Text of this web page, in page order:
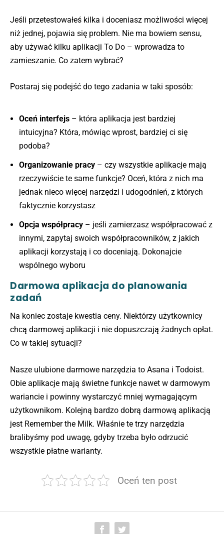
Jeśli przetestowałeś kilka i doceniasz możliwości więcej
niż jednej, pojawia się problem. Nie ma bowiem sensu,
aby używać kilku aplikacji To Do – wprowadza to
zamieszanie. Co zatem wybrać?
Postaraj się podejść do tego zadania w taki sposób:
Oceń interfejs – która aplikacja jest bardziej
intuicyjna? Która, mówiąc wprost, bardziej ci się
podoba?
Organizowanie pracy – czy wszystkie aplikacje mają
rzeczywiście te same funkcje? Oceń, która z nich ma
jednak nieco więcej narzędzi i udogodnień, z których
faktycznie korzystasz
Opcja współpracy – jeśli zamierzasz współpracować z
innymi, zapytaj swoich współpracowników, z jakich
aplikacji korzystają i co doceniają. Dokonajcie
wspólnego wyboru
Darmowa aplikacja do planowania
zadań
Na koniec zostaje kwestia ceny. Niektórzy użytkownicy
chcą darmowej aplikacji i nie dopuszczają żadnych opłat.
Co w takiej sytuacji?
Nasze ulubione darmowe narzędzia to Asana i Todoist.
Obie aplikacje mają świetne funkcje nawet w darmowym
wariancie i powinny wystarczyć mniej wymagającym
użytkownikom. Kolejną bardzo dobrą darmową aplikacją
jest Remember the Milk. Właśnie te trzy narzędzia
bralibyśmy pod uwagę, gdyby trzeba było odrzucić
wszystkie płatne warianty.
Oceń ten post